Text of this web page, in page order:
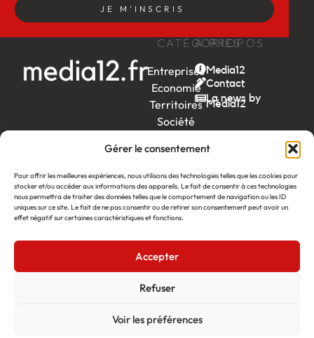
Gérer le consentement
Pour offrir les meilleures expériences, nous utilisons des technologies telles que les cookies pour
stocker et/ou accéder aux informations des appareils. Le fait de consentir à ces technologies
nous permettra de traiter des données telles que le comportement de navigation ou les ID
uniques sur ce site. Le fait de ne pas consentir ou de retirer son consentement peut avoir un
effet négatif sur certaines caractéristiques et fonctions.
Accepter
Refuser
Voir les préférences
CATÉGORIES
Entreprises
Economie
Territoires
Société
end
Ambition
by EDF
itw
by
Léa
À PROPOS
Media12
Contact
La news by
Média12
JE M'INSCRIS